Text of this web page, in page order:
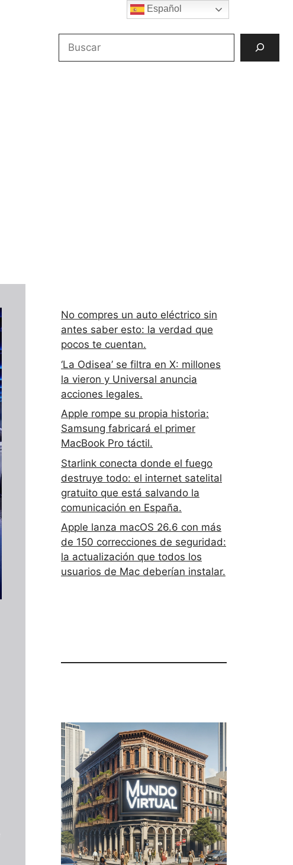
No compres un auto eléctrico sin
antes saber esto: la verdad que
pocos te cuentan.
‘La Odisea’ se filtra en X: millones
la vieron y Universal anuncia
acciones legales.
Apple rompe su propia historia:
Samsung fabricará el primer
MacBook Pro táctil.
Starlink conecta donde el fuego
destruye todo: el internet satelital
gratuito que está salvando la
comunicación en España.
Apple lanza macOS 26.6 con más
de 150 correcciones de seguridad:
la actualización que todos los
usuarios de Mac deberían instalar.
Español